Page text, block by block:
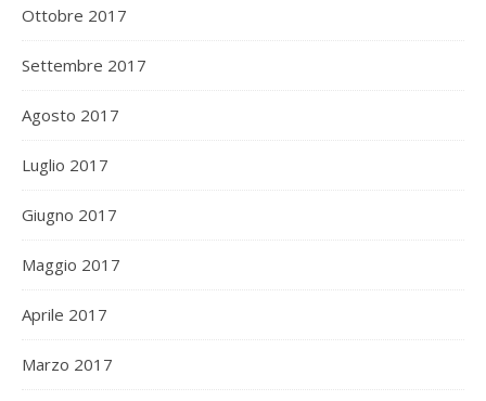
Ottobre 2017
Settembre 2017
Agosto 2017
Luglio 2017
Giugno 2017
Maggio 2017
Aprile 2017
Marzo 2017